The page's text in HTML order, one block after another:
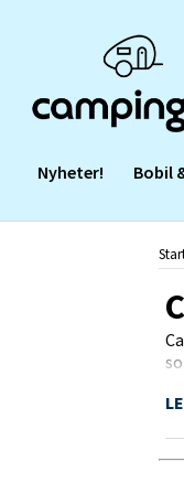
Nyheter! Bobil